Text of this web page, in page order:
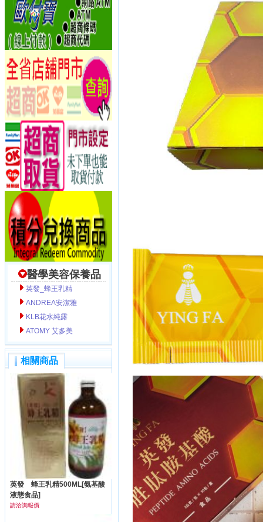
醫學美容保養品
英發_蜂王乳精
ANDREA安潔雅
KLB花水純露
ATOMY 艾多美
相關商品
英發 蜂王乳精500ML[氨基酸
液態食品]
請洽詢報價